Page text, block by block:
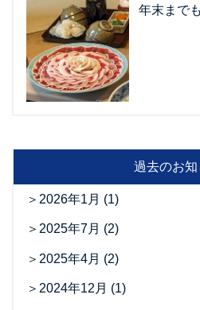
年末まで
過去のお
2026年1月 (1)
2025年7月 (2)
2025年4月 (2)
2024年12月 (1)